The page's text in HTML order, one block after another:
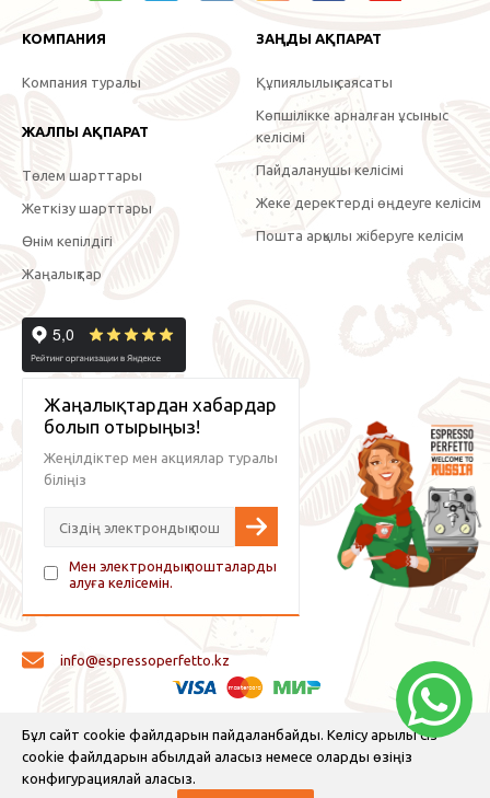
Бұл сайт cookie файлдарын пайдаланбайды. Келісу арқылы сіз
cookie файлдарын қабылдай аласыз немесе оларды өзіңіз
конфигурациялай аласыз.
КОМПАНИЯ
Компания туралы
ЖАЛПЫ АҚПАРАТ
Төлем шарттары
Жеткізу шарттары
Өнім кепілдігі
Жаңалықтар
ЗАҢДЫ АҚПАРАТ
Құпиялылық саясаты
Көпшілікке арналған ұсыныс
келісімі
Пайдаланушы келісімі
Жеке деректерді өңдеуге келісім
Пошта арқылы жіберуге келісім
Жаңалықтардан хабардар
болып отырыңыз!
Жеңілдіктер мен акциялар туралы
біліңіз
Мен электрондық пошталарды
алуға келісемін.
info@espressoperfetto.kz
© 2026 Espresso Perfetto — кофе жабдықтары және кофе